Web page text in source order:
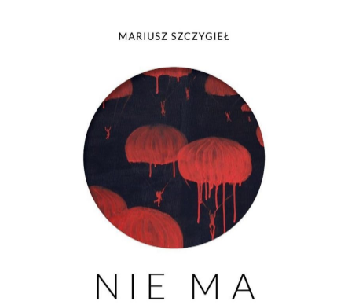
[EBOOK] Mariusz Szczygieł – NIE
MA
Nie ma kogoś. Nie ma czegoś. Nie ma
przeszłości. Nie ma pamięci. Nie ma
widelców do sera. Nie ma miłości. Nie
ma życia. Nie ma fikcji. Nie ma
właściwego koloru. Nie ma komisji. Nie
ma grobu. Nie ma siostry. Nie […]
46.00 23.00zł
E-BOOK DO KOSZYKA